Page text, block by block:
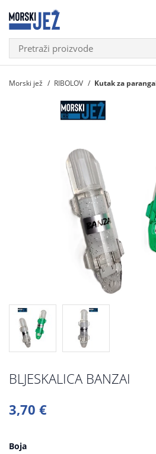
Morski jež RIBOLOV Kutak za
BLJESKALICA BANZAI
3,70 €
Boja